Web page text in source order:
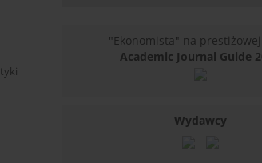
"Ekonomista" na
Academic Journal Guide
Wydawcy